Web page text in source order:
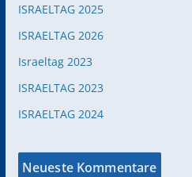
ISRAELTAG 2025
ISRAELTAG 2026
Israeltag 2023
ISRAELTAG 2023
ISRAELTAG 2024
Neueste Kommentare